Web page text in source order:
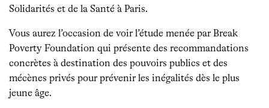
Solidarités et de la Santé à Paris.
Vous aurez l’occasion de voir l’étude menée par Break
Poverty Foundation qui présente des recommandations
concrètes à destination des pouvoirs publics et des
mécènes privés pour prévenir les inégalités dès le plus
jeune âge.